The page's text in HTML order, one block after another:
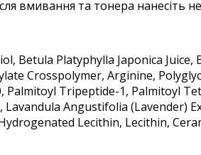
вмивання та тонера нанесіть
Betula Platyphylla Japonica
Crosspolymer, Arginine,
Palmitoyl Tripeptide-1, Palmitoyl
Angustifolia (Lavender)
Lecithin, Lecithin,